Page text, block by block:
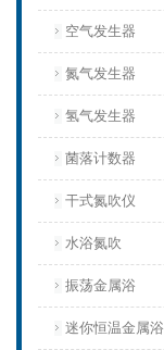
空气发生器
氮气发生器
氢气发生器
菌落计数器
干式氮吹仪
水浴氮吹
振荡金属浴
迷你恒温金属浴